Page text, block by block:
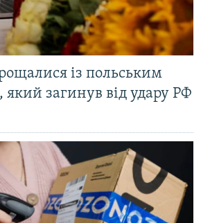
із польським
який загинув від удару РФ